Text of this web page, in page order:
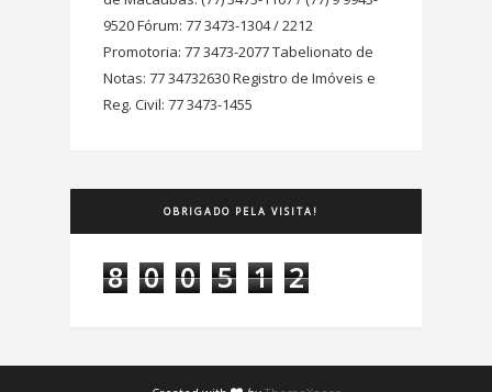
9520 Fórum: 77 3473-1304 / 2212
Promotoria: 77 3473-2077 Tabelionato de
Notas: 77 34732630 Registro de Imóveis e
Reg. Civil: 77 3473-1455
OBRIGADO PELA VISITA!
8 0 0 5 1 2